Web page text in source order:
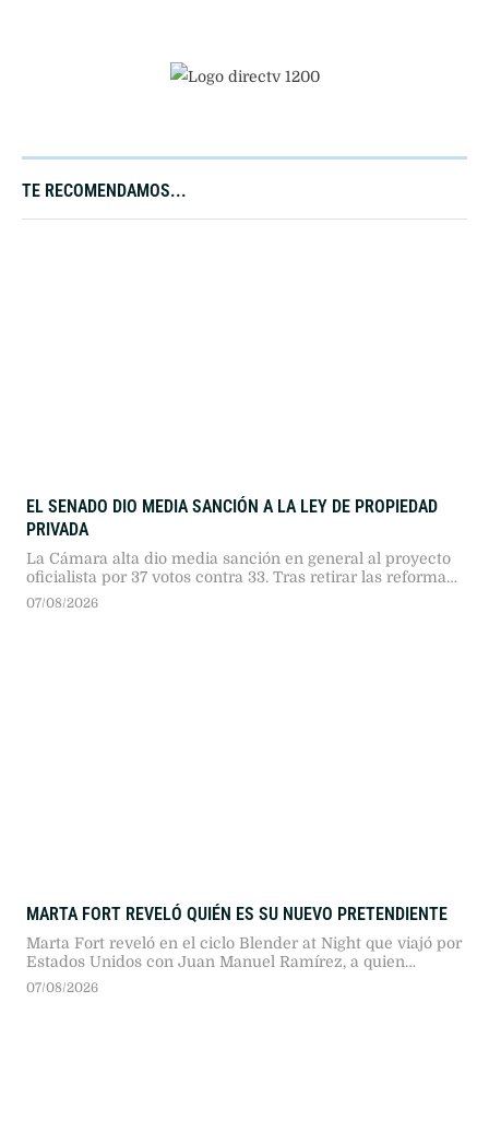
TE RECOMENDAMOS...
EL SENADO DIO MEDIA SANCIÓN A LA LEY DE PROPIEDAD
PRIVADA
La Cámara alta dio media sanción en general al proyecto
oficialista por 37 votos contra 33. Tras retirar las reformas
de Manejo del Fuego y Tierras, la sesión registró duros
07/08/2026
MARTA FORT REVELÓ QUIÉN ES SU NUEVO PRETENDIENTE
Marta Fort reveló en el ciclo Blender at Night que viajó por
Estados Unidos con Juan Manuel Ramírez, a quien
conoció tras la viralización del concurso para conseguir
07/08/2026